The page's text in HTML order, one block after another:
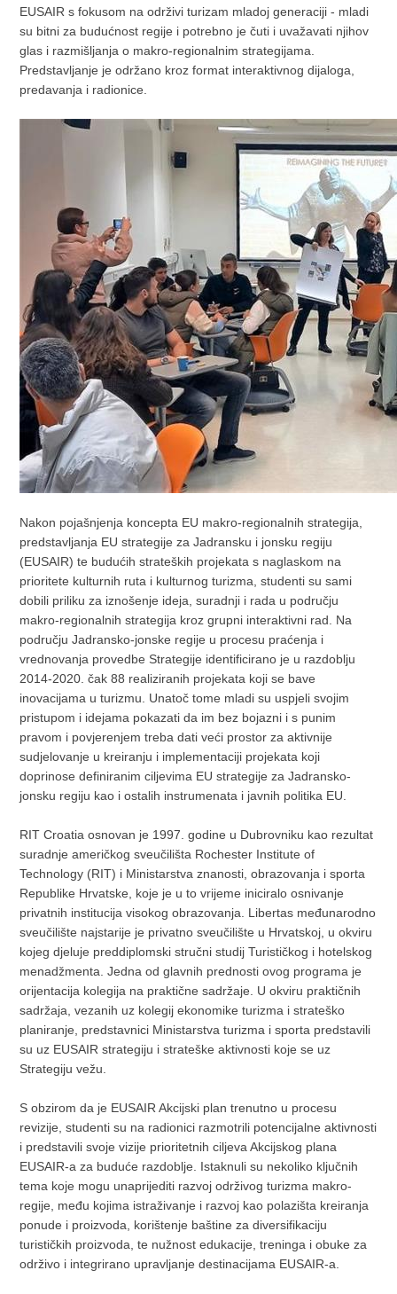
EUSAIR s fokusom na održivi turizam mladoj generaciji - mladi
su bitni za budućnost regije i potrebno je čuti i uvažavati njihov
glas i razmišljanja o makro-regionalnim strategijama.
Predstavljanje je održano kroz format interaktivnog dijaloga,
predavanja i radionice.
Nakon pojašnjenja koncepta EU makro-regionalnih strategija,
predstavljanja EU strategije za Jadransku i jonsku regiju
(EUSAIR) te budućih strateških projekata s naglaskom na
prioritete kulturnih ruta i kulturnog turizma, studenti su sami
dobili priliku za iznošenje ideja, suradnji i rada u području
makro-regionalnih strategija kroz grupni interaktivni rad. Na
području Jadransko-jonske regije u procesu praćenja i
vrednovanja provedbe Strategije identificirano je u razdoblju
2014-2020. čak 88 realiziranih projekata koji se bave
inovacijama u turizmu. Unatoč tome mladi su uspjeli svojim
pristupom i idejama pokazati da im bez bojazni i s punim
pravom i povjerenjem treba dati veći prostor za aktivnije
sudjelovanje u kreiranju i implementaciji projekata koji
doprinose definiranim ciljevima EU strategije za Jadransko-
jonsku regiju kao i ostalih instrumenata i javnih politika EU.
RIT Croatia osnovan je 1997. godine u Dubrovniku kao rezultat
suradnje američkog sveučilišta Rochester Institute of
Technology (RIT) i Ministarstva znanosti, obrazovanja i sporta
Republike Hrvatske, koje je u to vrijeme iniciralo osnivanje
privatnih institucija visokog obrazovanja. Libertas međunarodno
sveučilište najstarije je privatno sveučilište u Hrvatskoj, u okviru
kojeg djeluje preddiplomski stručni studij Turističkog i hotelskog
menadžmenta. Jedna od glavnih prednosti ovog programa je
orijentacija kolegija na praktične sadržaje. U okviru praktičnih
sadržaja, vezanih uz kolegij ekonomike turizma i strateško
planiranje, predstavnici Ministarstva turizma i sporta predstavili
su uz EUSAIR strategiju i strateške aktivnosti koje se uz
Strategiju vežu.
S obzirom da je EUSAIR Akcijski plan trenutno u procesu
revizije, studenti su na radionici razmotrili potencijalne aktivnosti
i predstavili svoje vizije prioritetnih ciljeva Akcijskog plana
EUSAIR-a za buduće razdoblje. Istaknuli su nekoliko ključnih
tema koje mogu unaprijediti razvoj održivog turizma makro-
regije, među kojima istraživanje i razvoj kao polazišta kreiranja
ponude i proizvoda, korištenje baštine za diversifikaciju
turističkih proizvoda, te nužnost edukacije, treninga i obuke za
održivo i integrirano upravljanje destinacijama EUSAIR-a.